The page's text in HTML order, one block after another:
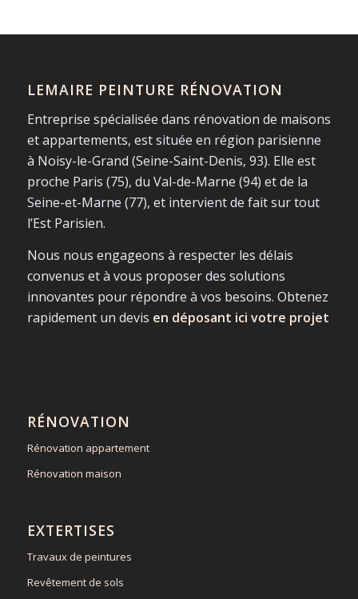
LEMAIRE PEINTURE RÉNOVATION
Entreprise spécialisée dans rénovation de maisons
et appartements, est située en région parisienne
à Noisy-le-Grand (Seine-Saint-Denis, 93). Elle est
proche Paris (75), du Val-de-Marne (94) et de la
Seine-et-Marne (77), et intervient de fait sur tout
l’Est Parisien.
Nous nous engageons à respecter les délais
convenus et à vous proposer des solutions
innovantes pour répondre à vos besoins. Obtenez
rapidement un devis en déposant ici votre projet
RÉNOVATION
Rénovation appartement
Rénovation maison
EXTERTISES
Travaux de peintures
Revêtement de sols